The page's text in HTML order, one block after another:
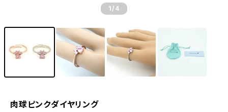
1 /4
肉球ピンクダイヤリング